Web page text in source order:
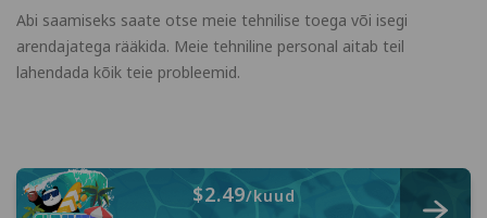
Abi saamiseks saate otse meie tehnilise toega või isegi
arendajatega rääkida. Meie tehniline personal aitab teil
lahendada kõik teie probleemid.
$2.49/kuud